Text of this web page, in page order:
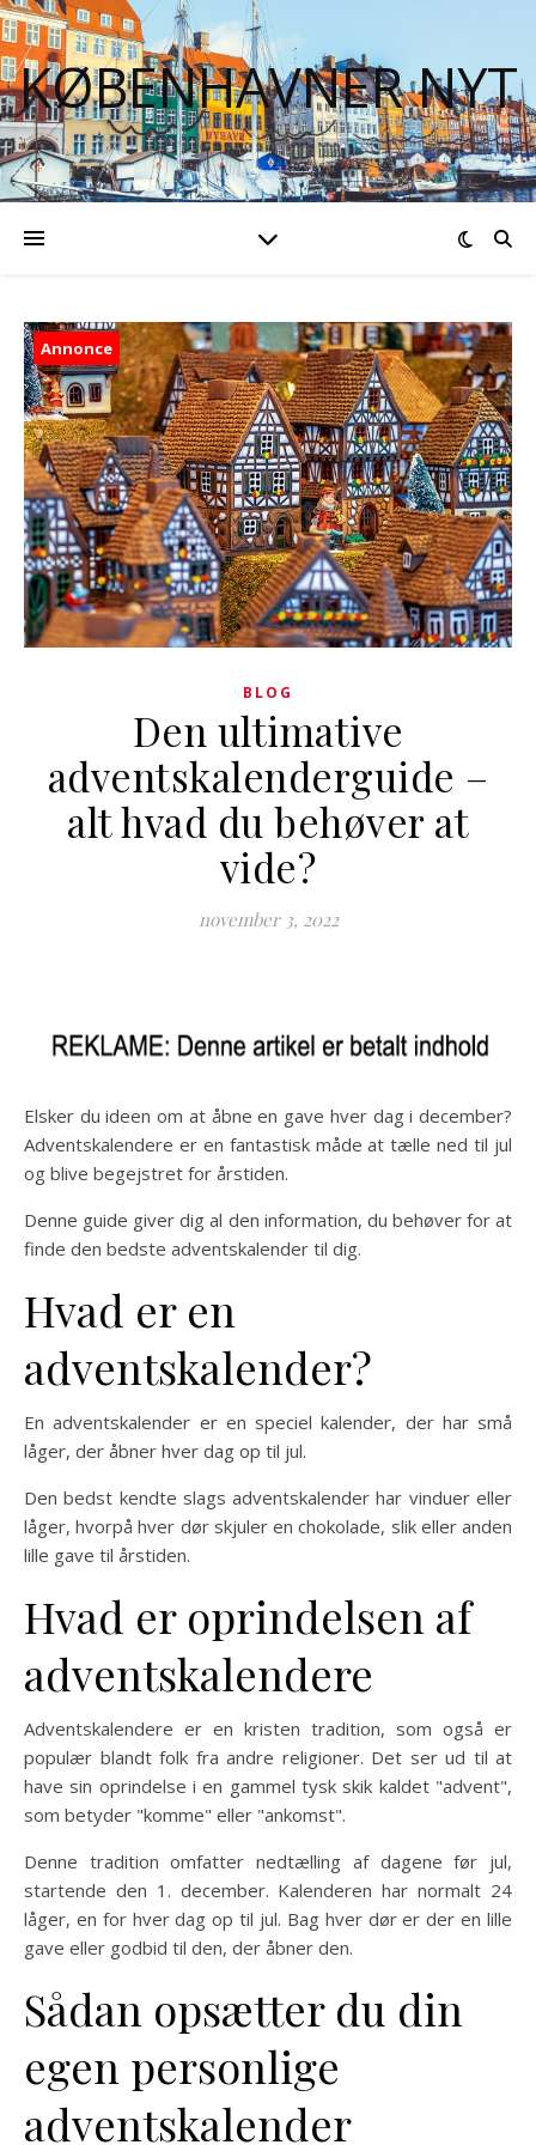
KØBENHAVNER NYT
Annonce
BLOG
Den ultimative
adventskalenderguide –
alt hvad du behøver at
vide?
november 3, 2022
Elsker du ideen om at åbne en gave hver dag i december?
Adventskalendere er en fantastisk måde at tælle ned til jul
og blive begejstret for årstiden.
Denne guide giver dig al den information, du behøver for at
finde den bedste adventskalender til dig.
Hvad er en
adventskalender?
En adventskalender er en speciel kalender, der har små
låger, der åbner hver dag op til jul.
Den bedst kendte slags adventskalender har vinduer eller
låger, hvorpå hver dør skjuler en chokolade, slik eller anden
lille gave til årstiden.
Hvad er oprindelsen af
adventskalendere
Adventskalendere er en kristen tradition, som også er
populær blandt folk fra andre religioner. Det ser ud til at
have sin oprindelse i en gammel tysk skik kaldet "advent",
som betyder "komme" eller "ankomst".
Denne tradition omfatter nedtælling af dagene før jul,
startende den 1. december. Kalenderen har normalt 24
låger, en for hver dag op til jul. Bag hver dør er der en lille
gave eller godbid til den, der åbner den.
Sådan opsætter du din
egen personlige
adventskalender